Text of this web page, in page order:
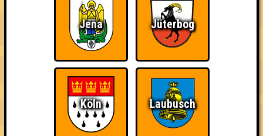
Jena Jüterbog
Köln Laubusch